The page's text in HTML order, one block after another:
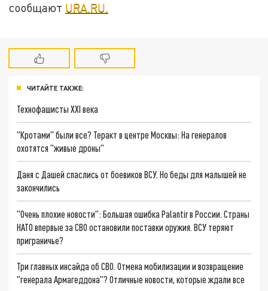
сообщают URA.RU.
ЧИТАЙТЕ ТАКЖЕ:
Технофашисты XXI века
"Кротами" были все? Теракт в центре Москвы: На генералов
охотятся "живые дроны"
Даня с Дашей спаслись от боевиков ВСУ. Но беды для малышей не
закончились
"Очень плохие новости": Большая ошибка Palantir в России. Страны
НАТО впервые за СВО остановили поставки оружия. ВСУ теряют
приграничье?
Три главных инсайда об СВО. Отмена мобилизации и возвращение
"генерала Армагеддона"? Отличные новости, которые ждали все